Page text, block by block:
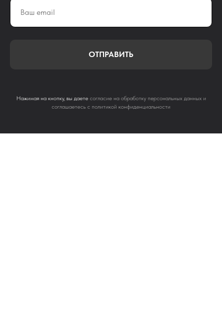
ОТПРАВИТЬ
Нажимая на кнопку, вы даете согласие на обработку персональных данных и
соглашаетесь c политикой конфиденциальности